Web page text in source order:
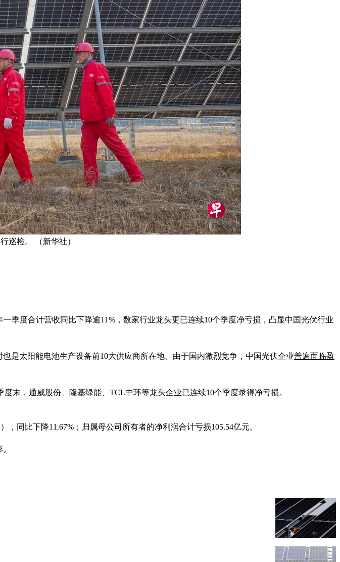
巡检。 （新华社）
季度合计营收同比下降逾11%，数家行业龙头更已连续10个季度净亏损，凸显中国光伏行业
是太阳能电池生产设备前10大供应商所在地。由于国内激烈竞争，中国光伏企业普遍面临盈
末，通威股份、隆基绿能、TCL中环等龙头企业已连续10个季度录得净亏损。
同比下降11.67%；归属母公司所有者的净利润合计亏损105.54亿元。